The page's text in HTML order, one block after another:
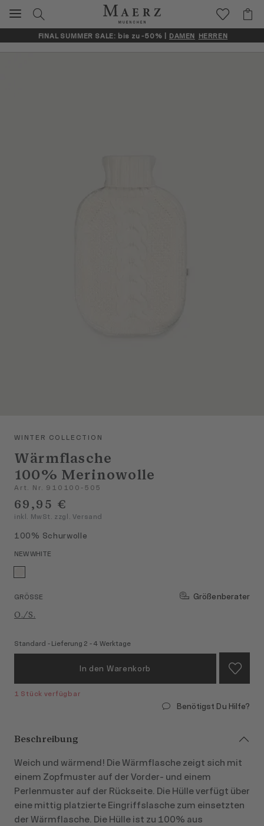
FINAL SUMMER SALE: bis zu -50% | DAMEN HERREN
WINTER COLLECTION
Wärmflasche
100% Merinowolle
Art. Nr. 910100-505
69,95 €
inkl. MwSt. zzgl. Versand
100% Schurwolle
NEW WHITE
GRÖSSE
Größenberater
O./S.
Standard - Lieferung 2 - 4 Werktage
In den Warenkorb
1 Stück verfügbar
Benötigst Du Hilfe?
Beschreibung
Weich und wärmend! Die Wärmflasche zeigt sich mit
einem Zopfmuster auf der Vorder- und einem
Perlenmuster auf der Rückseite. Die Hülle verfügt über
eine mittig platzierte Eingriffslasche zum einsetzten
der Wärmflasche. Die Hülle ist zu 100% aus